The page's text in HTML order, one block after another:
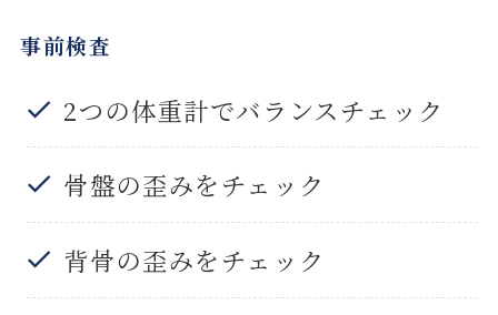
事前検査
2つの体重計でバランスチェック
骨盤の歪みをチェック
背骨の歪みをチェック